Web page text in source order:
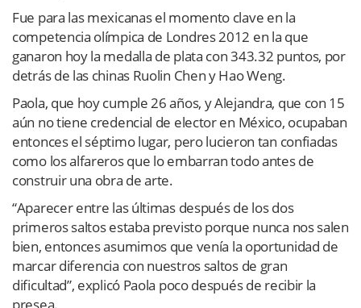
Fue para las mexicanas el momento clave en la
competencia olímpica de Londres 2012 en la que
ganaron hoy la medalla de plata con 343.32 puntos, por
detrás de las chinas Ruolin Chen y Hao Weng.
Paola, que hoy cumple 26 años, y Alejandra, que con 15
aún no tiene credencial de elector en México, ocupaban
entonces el séptimo lugar, pero lucieron tan confiadas
como los alfareros que lo embarran todo antes de
construir una obra de arte.
“Aparecer entre las últimas después de los dos
primeros saltos estaba previsto porque nunca nos salen
bien, entonces asumimos que venía la oportunidad de
marcar diferencia con nuestros saltos de gran
dificultad”, explicó Paola poco después de recibir la
presea.